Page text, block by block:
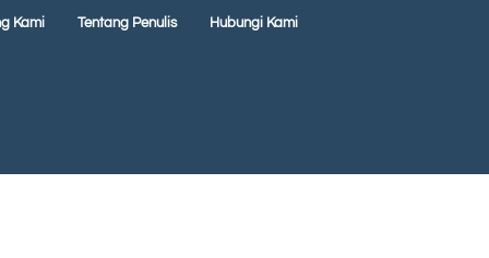
Kami Tentang Penulis Hubungi Kami